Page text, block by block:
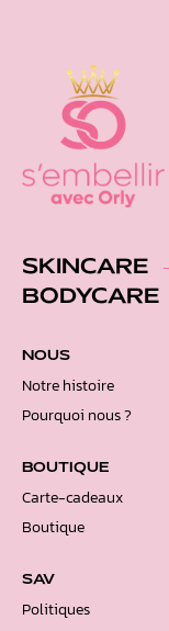
SKINCARE
BODYCARE
NOUS
Notre histoire
Pourquoi nous ?
BOUTIQUE
Carte-cadeaux
Boutique
SAV
Politiques